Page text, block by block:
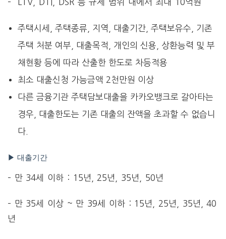
– LTV, DTI, DSR 등 규제 범위 내에서 최대 10억원
주택시세, 주택종류, 지역, 대출기간, 주택보유수, 기존
주택 처분 여부, 대출목적, 개인의 신용, 상환능력 및 부
채현황 등에 따라 산출한 한도로 차등적용
최소 대출신청 가능금액 2천만원 이상
다른 금융기관 주택담보대출을 카카오뱅크로 갈아타는
경우, 대출한도는 기존 대출의 잔액을 초과할 수 없습니
다.
▶ 대출기간
– 만 34세 이하 : 15년, 25년, 35년, 50년
– 만 35세 이상 ~ 만 39세 이하 : 15년, 25년, 35년, 40
년